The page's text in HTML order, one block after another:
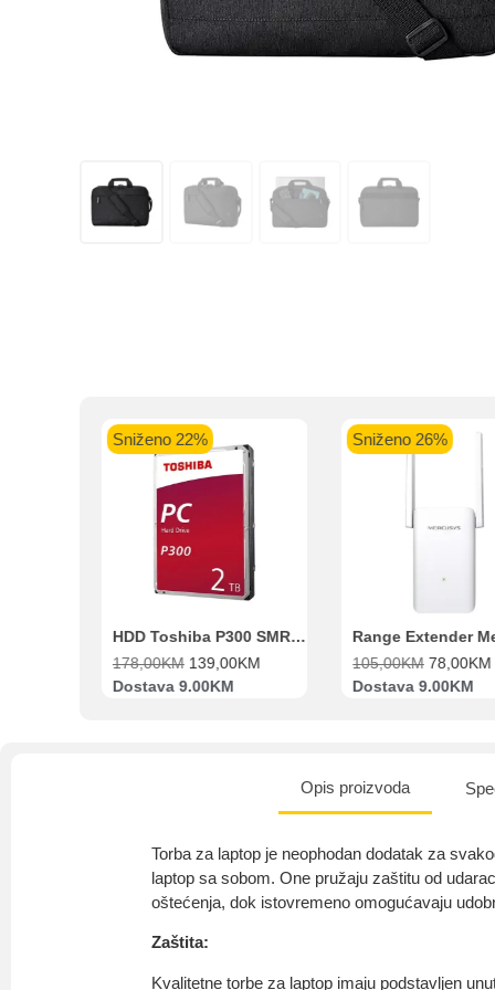
Sniženo 22%
HDD Toshiba P300 SMR 3.5″ 2TB SATA III
178,00KM 139,00KM
Dostava 9.00KM
Sniženo 26%
105,00KM 78,00KM
Dostava 9.00KM
Opis proizvoda
Torba za laptop je neophodan dodatak za
laptop sa sobom. One pružaju zaštitu od
oštećenja, dok istovremeno omogućavaju
Zaštita:
Kvalitetne torbe za laptop imaju podstavljen
VISA